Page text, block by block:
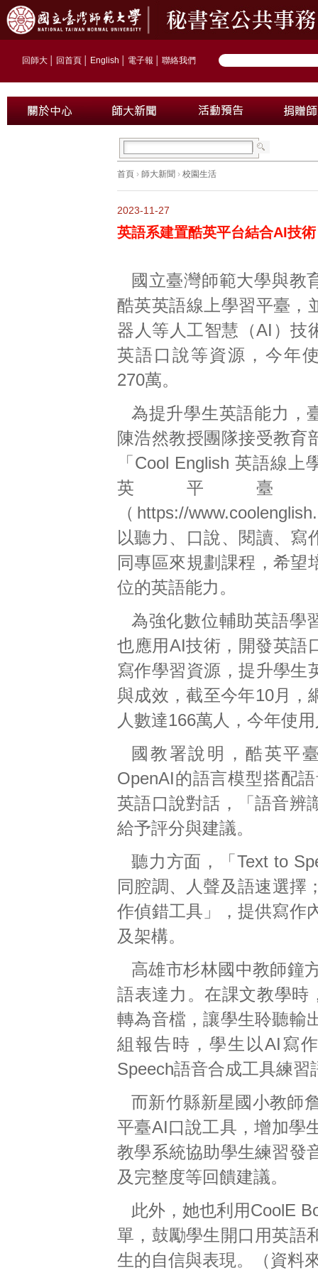
回師大 回首頁 English 電子報 聯絡我們
首頁 › 師大新聞 › 校園生活
2023-11-27
英語系建置酷英平台結合AI技
國立臺灣師範大學與教
酷英英語線上學習平臺，
器人等人工智慧（AI）技
英語口說等資源，今年
270萬。
為提升學生英語能力，
陳浩然教授團隊接受教育
「Cool English 英語線上
英平臺
（ https://
以聽力、口說、閱讀、寫
同專區來規劃課程，希望
位的英語能力。
為強化數位輔助英語學
也應用AI技術，開發英語
寫作學習資源，提升學生
與成效，截至今年10月，
人數達166萬人，今年使
國教署說明，酷英平
OpenAI的語言模型搭配
英語口說對話，「語音辨
給予評分與建議。
聽力方面，「Text to
同腔調、人聲及語速選擇
作偵錯工具」，提供寫作
及架構。
高雄市杉林國中教師鐘
語表達力。在課文教學時
轉為音檔，讓學生聆聽輸
組報告時，學生以AI寫
Speech語音合成工具練
而新竹縣新星國小教師
平臺AI口說工具，增加學
教學系統協助學生練習發
及完整度等回饋建議。
此外，她也利用CoolE
單，鼓勵學生開口用英語
生的自信與表現。（資料